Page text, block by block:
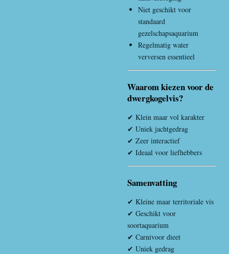
Niet geschikt voor
standaard
gezelschapsaquarium
Regelmatig water
verversen essentieel
Waarom kiezen voor de
dwergkogelvis?
✔ Klein maar vol karakter
✔ Uniek jachtgedrag
✔ Zeer interactief
✔ Ideaal voor liefhebbers
Samenvatting
✔ Kleine maar territoriale vis
✔ Geschikt voor
soortaquarium
✔ Carnivoor dieet
✔ Uniek gedrag